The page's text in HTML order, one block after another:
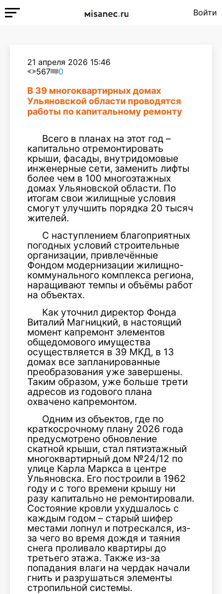
Войти
21 апреля 2026 15:46
567
0
В 39 многоквартирных домах
Ульяновской области проводятся
работы по капитальному ремонту
Всего в планах на этот год –
капитально отремонтировать
крыши, фасады, внутридомовые
инженерные сети, заменить лифты
более чем в 100 многоэтажных
домах Ульяновской области. По
итогам свои жилищные условия
смогут улучшить порядка 20 тысяч
жителей.
С наступлением благоприятных
погодных условий строительные
организации, привлечённые
Фондом модернизации жилищно-
коммунального комплекса региона,
наращивают темпы и объёмы работ
на объектах.
Как уточнил директор Фонда
Виталий Магницкий, в настоящий
момент капремонт элементов
общедомового имущества
осуществляется в 39 МКД, в 13
домах все запланированные
преобразования уже завершены.
Таким образом, уже больше трети
адресов из годового плана
охвачено капремонтом.
Одним из объектов, где по
краткосрочному плану 2026 года
предусмотрено обновление
скатной крыши, стал пятиэтажный
многоквартирный дом №24/12 по
улице Карла Маркса в центре
Ульяновска. Его построили в 1962
году и с того времени крышу ни
разу капитально не ремонтировали.
Состояние кровли ухудшалось с
каждым годом – старый шифер
местами лопнул и потрескался, из-
за чего во время дождя и таяния
снега проливало квартиры до
третьего этажа. Также из-за
попадания влаги на чердак начали
гнить и разрушаться элементы
стропильной системы.